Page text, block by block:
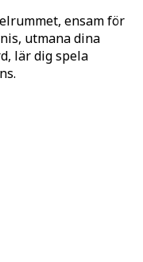
ensam för
utmana dina
lär dig spela